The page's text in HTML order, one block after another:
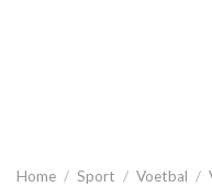
Home / Sport / Voetbal /